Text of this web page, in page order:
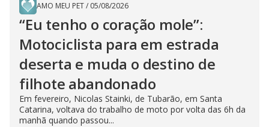
AMO MEU PET/ 05/08/2026
“Eu tenho o coração mole”:
Motociclista para em estrada
deserta e muda o destino de
filhote abandonado
Em fevereiro, Nicolas Stainki, de Tubarão, em Santa
Catarina, voltava do trabalho de moto por volta das 6h da
manhã quando passou...